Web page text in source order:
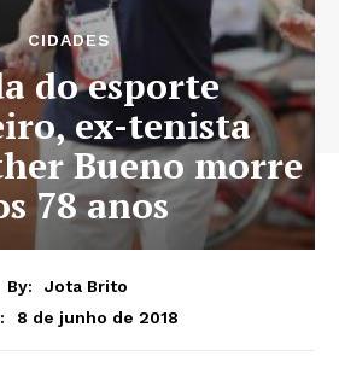
CIDADES
do esporte
ex-tenista
Bueno morre
78 anos
By:
Jota Brito
8 de junho de 2018